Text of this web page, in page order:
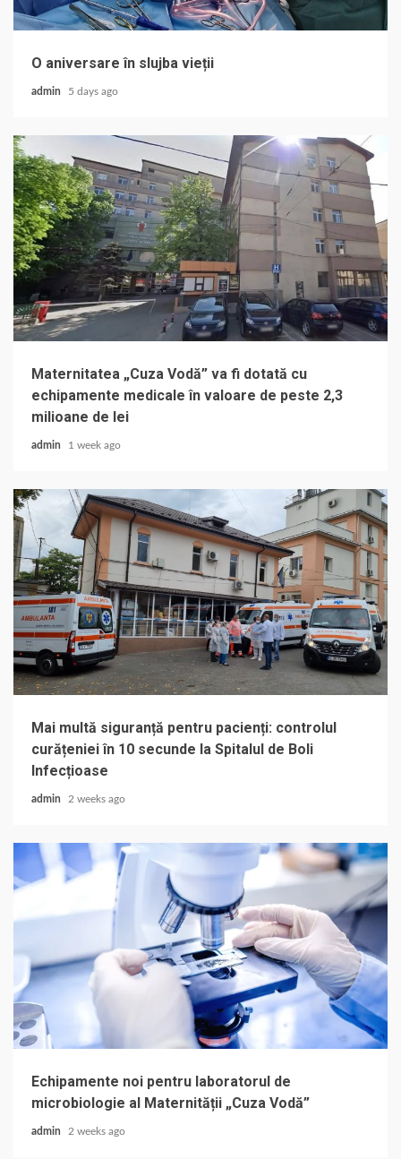
O aniversare în slujba vieții
admin 5 days ago
Maternitatea „Cuza Vodă” va fi dotată cu
echipamente medicale în valoare de peste 2,3
milioane de lei
admin 1 week ago
Mai multă siguranță pentru pacienți: controlul
curățeniei în 10 secunde la Spitalul de Boli
Infecțioase
admin 2 weeks ago
Echipamente noi pentru laboratorul de
microbiologie al Maternității „Cuza Vodă”
admin 2 weeks ago